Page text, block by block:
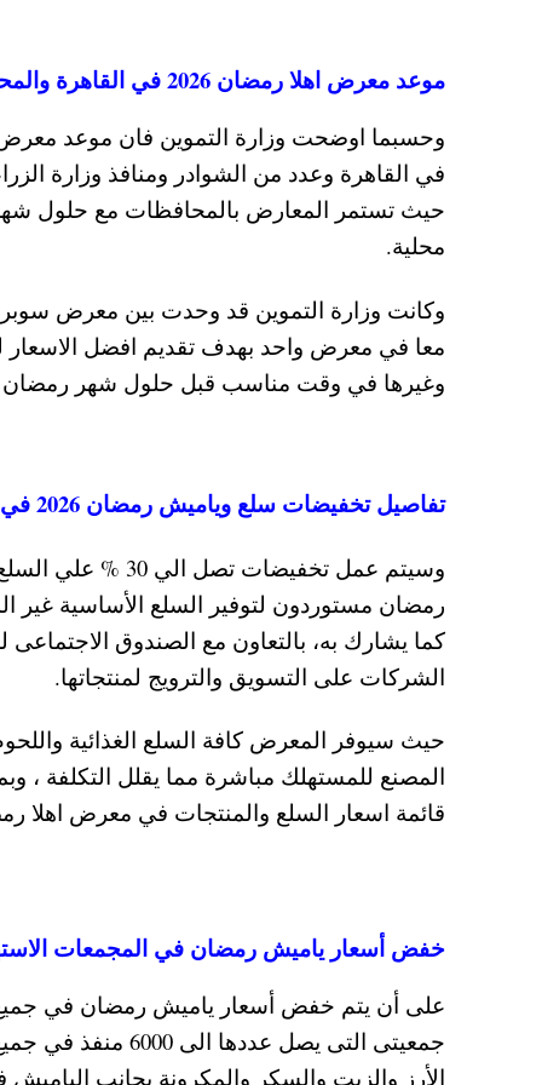
موعد معرض اهلا رمضان 2026 في القاهرة والمحافظات
محلية.
وكانت وزارة التموين قد وحدت بين معرض سوبر
معا في معرض واحد بهدف تقديم افضل الاسعار
وغيرها في وقت مناسب قبل حلول شهر رمضان
تفاصيل تخفيضات سلع وياميش رمضان 2026 في معرض اهلا رمضان
كما يشارك به، بالتعاون مع الصندوق
الشركات على التسويق والترويج لمنتجاتها.
حيث سيوفر المعرض كافة السلع الغذائية
المصنع للمستهلك مباشرة مما يقلل التكلفة ،
قائمة اسعار السلع والمنتجات في معرض اهلا
خفض أسعار ياميش رمضان في المجمعات
على أن يتم خفض أسعار ياميش رمضان في جميع
جمعيتى التى يصل